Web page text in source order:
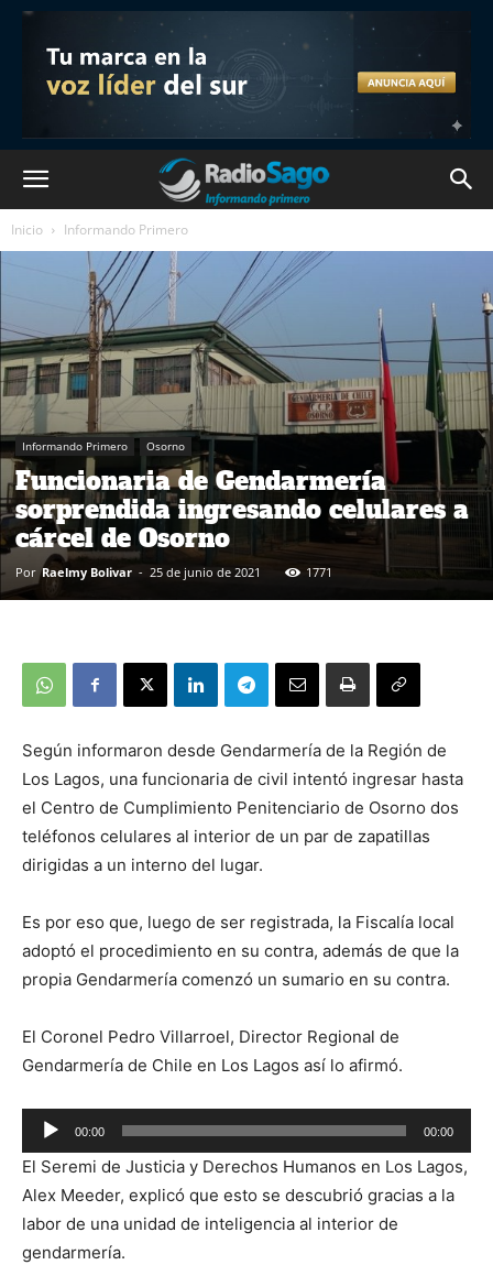
Inicio Informando Primero
Informando Primero Osorno
Funcionaria de Gendarmería
sorprendida ingresando celulares a
cárcel de Osorno
Por Raelmy Bolivar - 25 de junio de 2021 1771
Según informaron desde Gendarmería de la Región de
Los Lagos, una funcionaria de civil intentó ingresar hasta
el Centro de Cumplimiento Penitenciario de Osorno dos
teléfonos celulares al interior de un par de zapatillas
dirigidas a un interno del lugar.
Es por eso que, luego de ser registrada, la Fiscalía local
adoptó el procedimiento en su contra, además de que la
propia Gendarmería comenzó un sumario en su contra.
El Coronel Pedro Villarroel, Director Regional de
Gendarmería de Chile en Los Lagos así lo afirmó.
Reproductor
de
audio
00:00 00:00
El Seremi de Justicia y Derechos Humanos en Los Lagos,
Alex Meeder, explicó que esto se descubrió gracias a la
labor de una unidad de inteligencia al interior de
gendarmería.